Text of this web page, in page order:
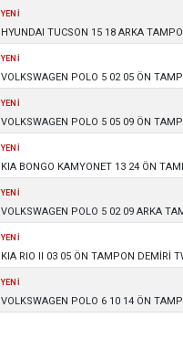
YENİ
HYUNDAI TUCSON 15 18 ARKA
YENİ
VOLKSWAGEN POLO 5 02 05 ÖN
YENİ
VOLKSWAGEN POLO 5 05 09 ÖN
YENİ
KIA BONGO KAMYONET 13 24 ÖN
YENİ
VOLKSWAGEN POLO 5 02 09 ARKA
YENİ
KIA RIO II 03 05 ÖN TAMPON DEMİRİ
YENİ
VOLKSWAGEN POLO 6 10 14 ÖN